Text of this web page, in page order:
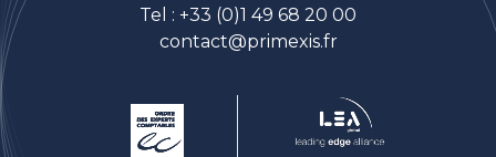
Tel : +33 (0)1 49 68 20 00
contact@primexis.fr